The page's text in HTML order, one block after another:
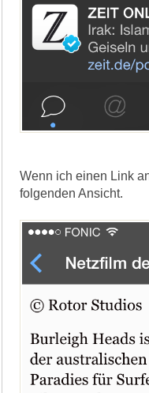
Wenn ich einen Link
folgenden Ansicht.